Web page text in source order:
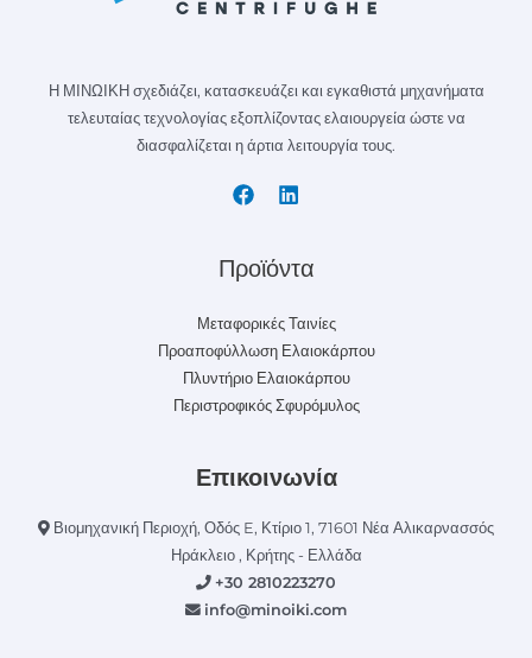
Η ΜΙΝΩΙΚΗ σχεδιάζει, κατασκευάζει και εγκαθιστά μηχανήματα
τελευταίας τεχνολογίας εξοπλίζοντας ελαιουργεία ώστε να
διασφαλίζεται η άρτια λειτουργία τους.
Προϊόντα
Μεταφορικές Ταινίες
Προαποφύλλωση Ελαιοκάρπου
Πλυντήριο Ελαιοκάρπου
Περιστροφικός Σφυρόμυλος
Επικοινωνία
Βιομηχανική Περιοχή, Οδός E, Κτίριο 1, 71601 Νέα Αλικαρνασσός
Ηράκλειο , Κρήτης - Ελλάδα
+30 2810223270
info@minoiki.com